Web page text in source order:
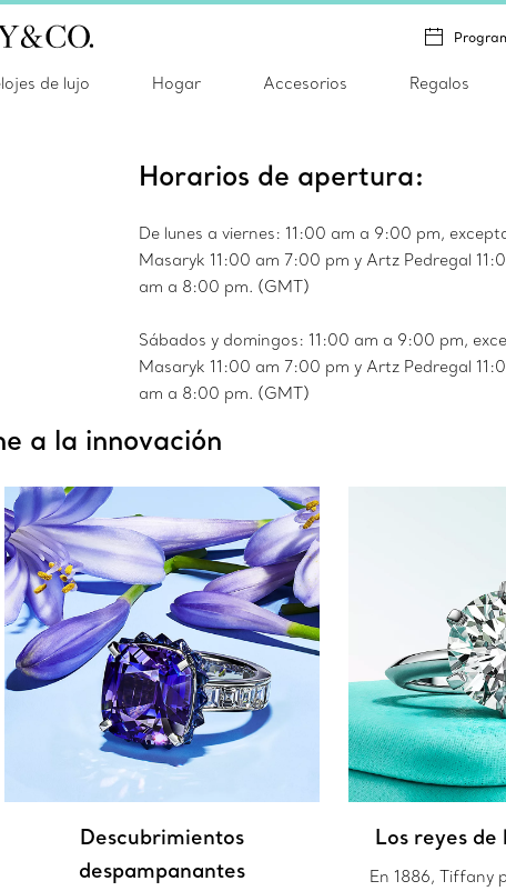
de lujo Hogar Accesorios Regalos
ayudarle.
Horarios de apertura:
De lunes a viernes: 11:00 am a 9:00 pm,
Masaryk 11:00 am 7:00 pm y Artz Pedregal
am a 8:00 pm. (GMT)
Sábados y domingos: 11:00 am a 9:00 pm,
Masaryk 11:00 am 7:00 pm y Artz Pedregal
am a 8:00 pm. (GMT)
a la innovación
Descubrimientos
despampanantes
Los reyes de
En 1886, Tiffany